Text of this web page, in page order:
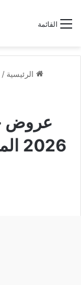
القائمة
الرئيسية /